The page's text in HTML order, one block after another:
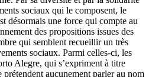
sociaux qui le composent, le
désormais une force qui compte au
des propositions issues des
qui semblent recueillir un très
sociaux. Parmi celles-ci, les
Alegre, qui s’expriment à titre
aucunement parler au nom